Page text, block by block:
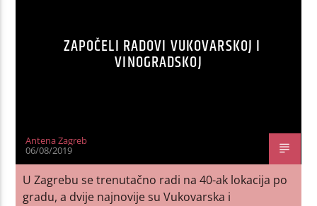
ZAPOČELI RADOVI VUKOVARSKOJ I
VINOGRADSKOJ
Antena Zagreb
06/08/2019
U Zagrebu se trenutačno radi na 40-ak lokacija po
gradu, a dvije najnovije su Vukovarska i